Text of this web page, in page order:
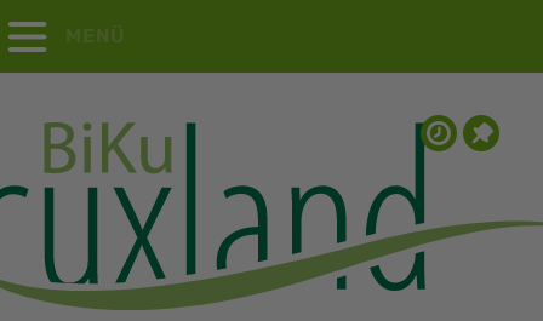
MENÜ